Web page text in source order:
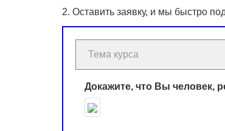
2. Оставить заявку, и мы быстро
Докажите, что Вы человек,